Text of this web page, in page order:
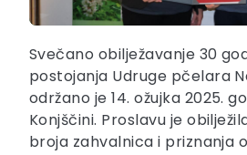
Svečano obilježavanje 30
postojanja Udruge pčelara
održano je 14. ožujka 2025.
Konjščini. Proslavu je
broja zahvalnica i priznanja